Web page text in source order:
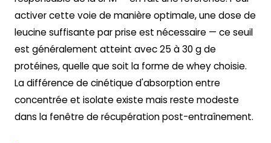
activer cette voie de manière optimale, une dose de
leucine suffisante par prise est nécessaire — ce seuil
est généralement atteint avec 25 à 30 g de
protéines, quelle que soit la forme de whey choisie.
La différence de cinétique d'absorption entre
concentrée et isolate existe mais reste modeste
dans la fenêtre de récupération post-entraînement.